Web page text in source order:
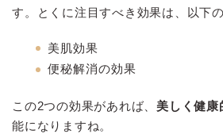
す。とくに注目すべき効果は、以下の
美肌効果
便秘解消の効果
この2つの効果があれば、美しく健康
能になりますね。